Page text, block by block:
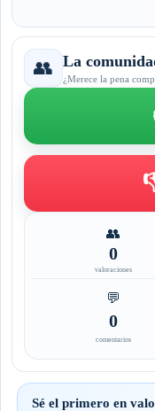
👥 La
¿Merece la pena
👥
0
valoraciones
💬
0
comentarios
Sé el primero en